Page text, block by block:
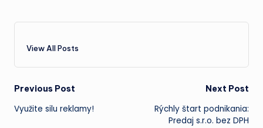
View All Posts
Post
navigation
Previous Post
Využite silu reklamy!
Next Post
Rýchly štart podnikania:
Predaj s.r.o. bez DPH